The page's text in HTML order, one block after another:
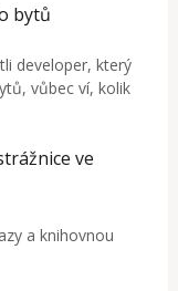
bytů
developer, který
vůbec ví, kolik
ve
a knihovnou